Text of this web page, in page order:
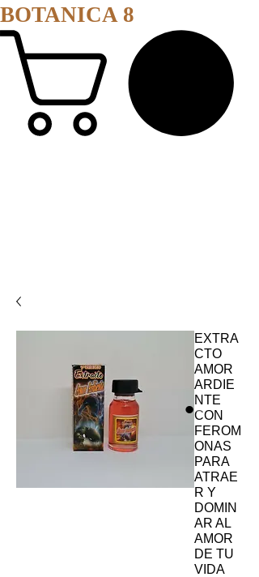
BOTANICA 8
EXTRA
CTO
AMOR
ARDIE
NTE
CON
FEROM
ONAS
PARA
ATRAE
R Y
DOMIN
AR AL
AMOR
DE TU
VIDA